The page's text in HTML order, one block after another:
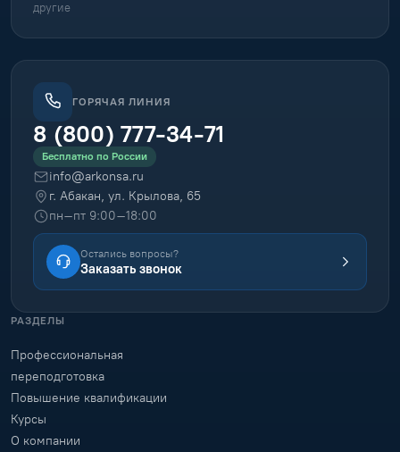
другие
ГОРЯЧАЯ ЛИНИЯ
8 (800) 777-34-71
Бесплатно по России
info@arkonsa.ru
г. Абакан, ул. Крылова, 65
пн–пт 9:00–18:00
Остались вопросы?
Заказать звонок
РАЗДЕЛЫ
Профессиональная
переподготовка
Повышение квалификации
Курсы
О компании